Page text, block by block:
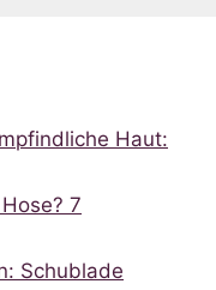
Haut:
7
Schublade